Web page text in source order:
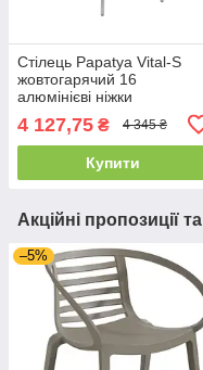
Стілець Papatya Vital-S
жовтогарячий 16
алюмінієві ніжки
4 127,75 ₴ 4 345 ₴
Купити
Акційні пропозиції
–5%